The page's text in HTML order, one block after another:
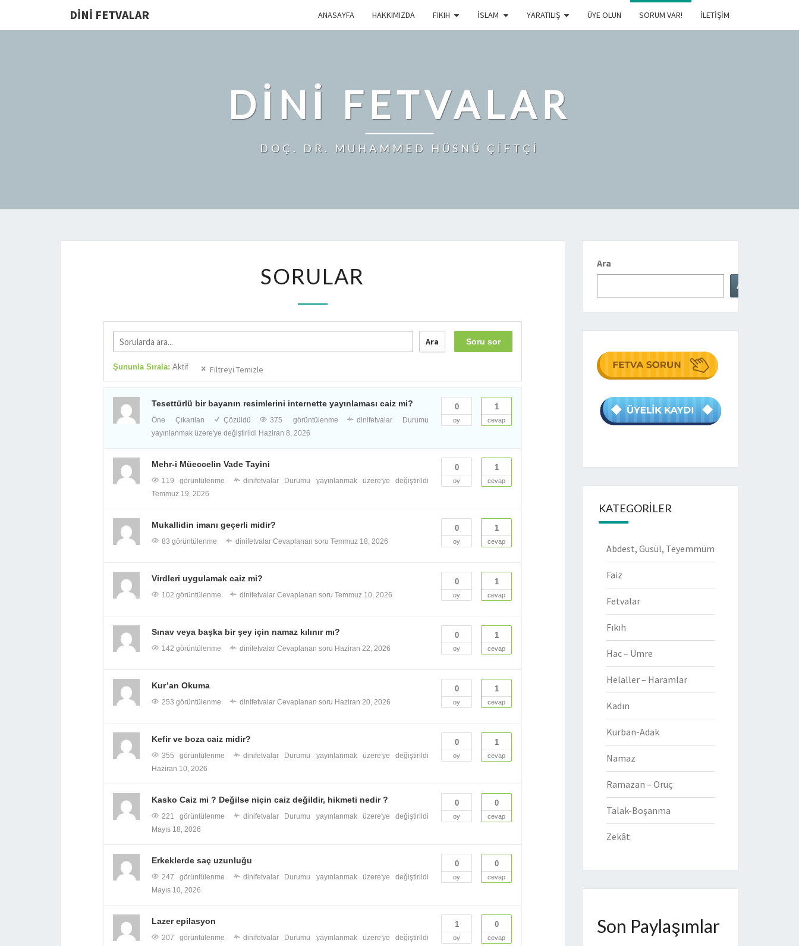
DINI FETVALAR ANASAYFA HAKKIMIZDA FIKIH İSLAM YARATILIŞ ÜYE OLUN SORUM VAR! İLETIŞIM
DINI FETVALAR
DOÇ. DR. MUHAMMED HÜSNÜ ÇİFTÇİ
SORULAR
Soru sor
Ara
Şununla Sırala: Aktif Filtreyi Temizle
0
oy
1
cevap
Tesettürlü bir bayanın resimlerini internette yayınlaması caiz mi?
Öne Çıkarılan Çözüldü 375 görüntülenme dinifetvalarDurumu
yayınlanmak üzere'ye değiştirildi Haziran 8, 2026
0
oy
1
cevap
Mehr-i Müeccelin Vade Tayini
119 görüntülenme dinifetvalar Durumu yayınlanmak üzere'ye değiştirildi
Temmuz 19, 2026
0
oy
1
cevap
Mukallidin imanı geçerli midir?
83 görüntülenme dinifetvalar Cevaplanan soru Temmuz 18, 2026
0
oy
1
cevap
Virdleri uygulamak caiz mi?
102 görüntülenme dinifetvalar Cevaplanan soru Temmuz 10, 2026
0
oy
1
cevap
Sınav veya başka bir şey için namaz kılınır mı?
142 görüntülenme dinifetvalar Cevaplanan soru Haziran 22, 2026
0
oy
1
cevap
Kur’an Okuma
253 görüntülenme dinifetvalar Cevaplanan soru Haziran 20, 2026
0
oy
1
cevap
Kefir ve boza caiz midir?
355 görüntülenme dinifetvalar Durumu yayınlanmak üzere'ye değiştirildi
Haziran 10, 2026
0
oy
0
cevap
Kasko Caiz mi ? Değilse niçin caiz değildir, hikmeti nedir ?
221 görüntülenme dinifetvalar Durumu yayınlanmak üzere'ye değiştirildi
Mayıs 18, 2026
0
oy
0
cevap
Erkeklerde saç uzunluğu
247 görüntülenme dinifetvalar Durumu yayınlanmak üzere'ye değiştirildi
Mayıs 10, 2026
1
oy
0
cevap
Lazer epilasyon
207 görüntülenme dinifetvalar Durumu yayınlanmak üzere'ye değiştirildi
Ara
Ara
KATEGORILER
Abdest, Gusül, Teyemmüm
Faiz
Fetvalar
Fıkıh
Hac – Umre
Helaller – Haramlar
Kadın
Kurban-Adak
Namaz
Ramazan – Oruç
Talak-Boşanma
Zekât
Son Paylaşımlar